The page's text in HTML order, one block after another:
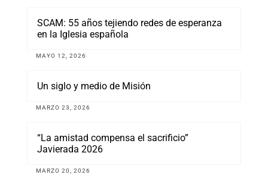
SCAM: 55 años tejiendo redes de esperanza
en la Iglesia española
MAYO 12, 2026
Un siglo y medio de Misión
MARZO 23, 2026
“La amistad compensa el sacrificio”
Javierada 2026
MARZO 20, 2026